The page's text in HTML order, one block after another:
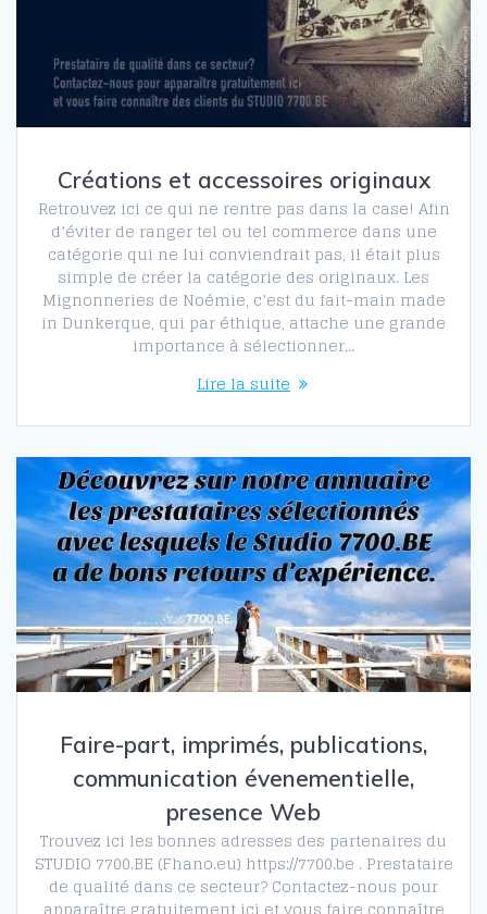
Créations et accessoires originaux
Retrouvez ici ce qui ne rentre pas dans la case! Afin
d’éviter de ranger tel ou tel commerce dans une
catégorie qui ne lui conviendrait pas, il était plus
simple de créer la catégorie des originaux. Les
Mignonneries de Noémie, c’est du fait-main made
in Dunkerque, qui par éthique, attache une grande
importance à sélectionner…
Lire la suite
Faire-part, imprimés, publications,
communication évenementielle,
presence Web
Trouvez ici les bonnes adresses des partenaires du
STUDIO 7700.BE (Fhano.eu) https://7700.be . Prestataire
de qualité dans ce secteur? Contactez-nous pour